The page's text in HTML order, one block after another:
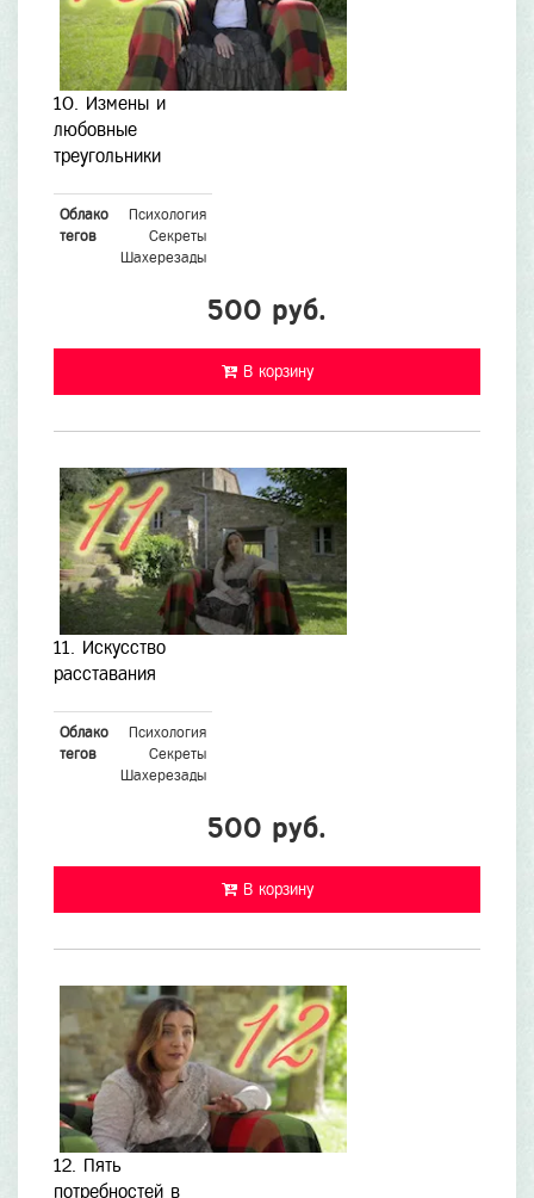
10. Измены и
любовные
треугольники
Облако
тегов
Психология
Секреты
Шахерезады
500 руб.
В корзину
11. Искусство
расставания
Облако
тегов
Психология
Секреты
Шахерезады
500 руб.
В корзину
12. Пять
потребностей в